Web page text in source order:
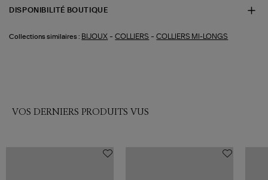
DISPONIBILITÉ BOUTIQUE
Collections similaires : BIJOUX -COLLIERS -COLLIERS MI-LONGS
VOS DERNIERS PRODUITS VUS